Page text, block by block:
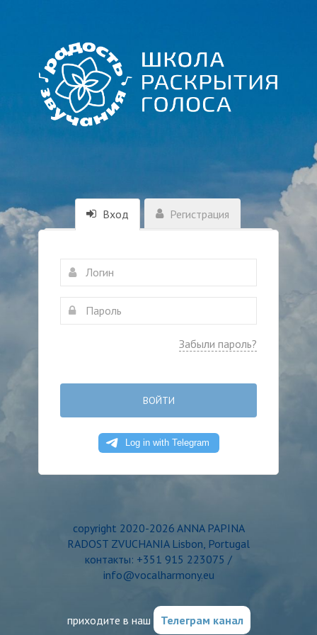
Вход Регистрация
Забыли пароль?
ВОЙТИ
copyright 2020-2026 ANNA PAPINA
RADOST ZVUCHANIA Lisbon, Portugal
контакты: +351 915 223075 /
info@vocalharmony.eu
приходите в наш Телеграм канал